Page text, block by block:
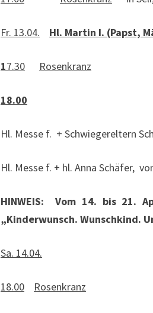
Fr. 13.04. Hl. Martin I. (Papst,
17.30 Rosenkranz
18.00
Hl. Messe f. + Schwiegereltern
Hl. Messe f. + hl. Anna Schäfer,
HINWEIS: Vom 14. bis 21.
„Kinderwunsch. Wunschkind.
Sa. 14.04.
18.00 Rosenkranz